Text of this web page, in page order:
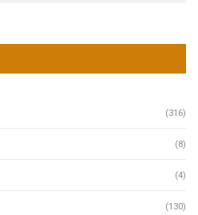
(316)
(8)
(4)
(130)